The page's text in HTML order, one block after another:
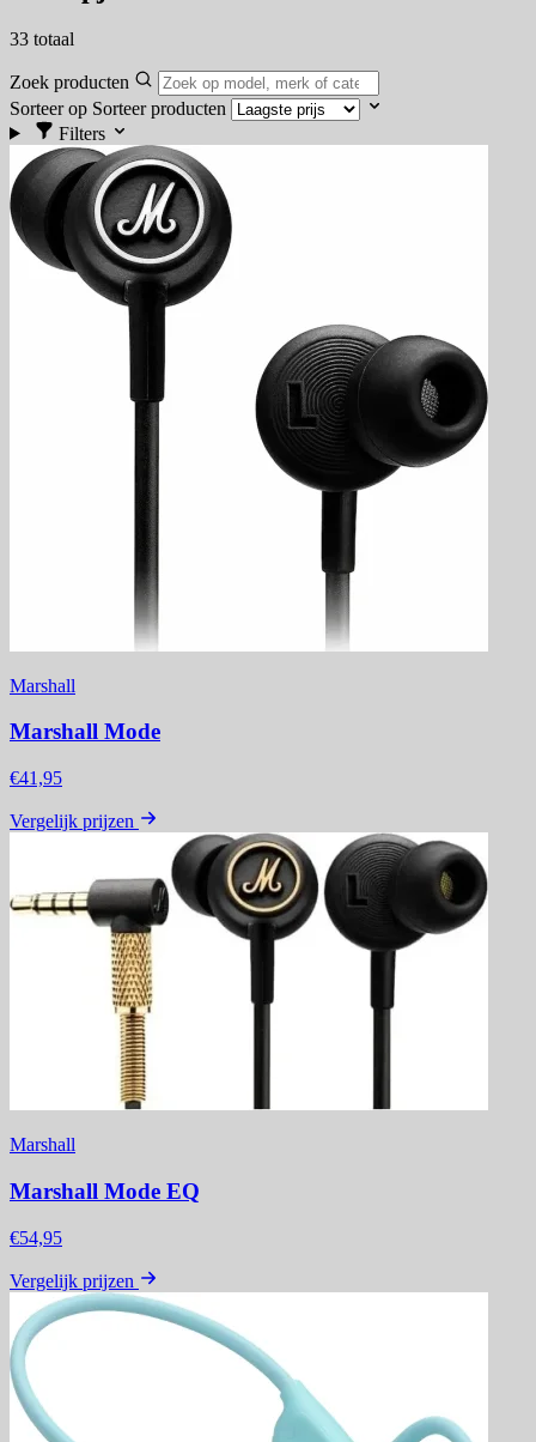
33 totaal
Zoek producten
Sorteer op Sorteer producten
Filters
Marshall
Marshall Mode
€41,95
Vergelijk prijzen
Marshall
Marshall Mode EQ
€54,95
Vergelijk prijzen